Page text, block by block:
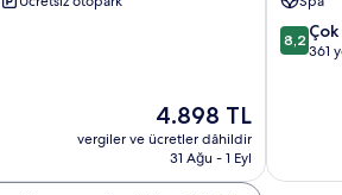
Güncel
fiyat:
4.898 TL
4.898 TL
vergiler ve ücretler dâhildir
31 Ağu - 1 Eyl
Ürgüp
10
8,2
361